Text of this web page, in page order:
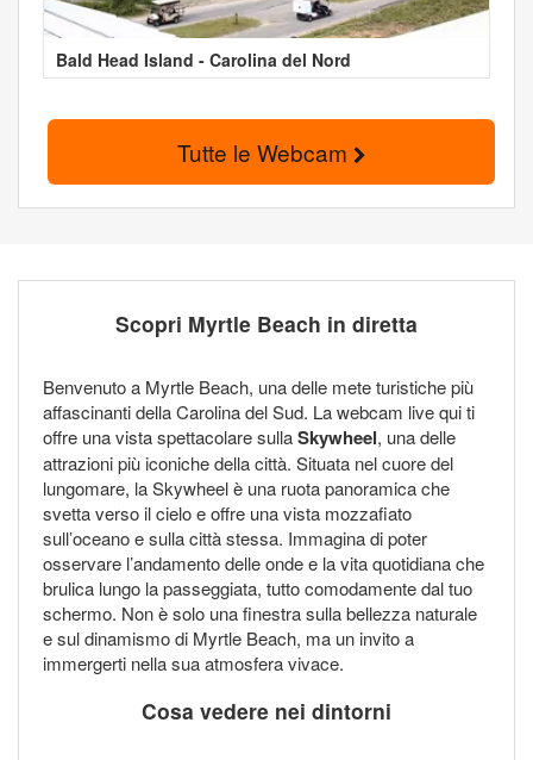
Bald Head Island - Carolina del Nord
Tutte le Webcam
Scopri Myrtle Beach in diretta
Benvenuto a Myrtle Beach, una delle mete turistiche più
affascinanti della Carolina del Sud. La webcam live qui ti
offre una vista spettacolare sullaSkywheel, una delle
attrazioni più iconiche della città. Situata nel cuore del
lungomare, la Skywheel è una ruota panoramica che
svetta verso il cielo e offre una vista mozzafiato
sull’oceano e sulla città stessa. Immagina di poter
osservare l’andamento delle onde e la vita quotidiana che
brulica lungo la passeggiata, tutto comodamente dal tuo
schermo. Non è solo una finestra sulla bellezza naturale
e sul dinamismo di Myrtle Beach, ma un invito a
immergerti nella sua atmosfera vivace.
Cosa vedere nei dintorni